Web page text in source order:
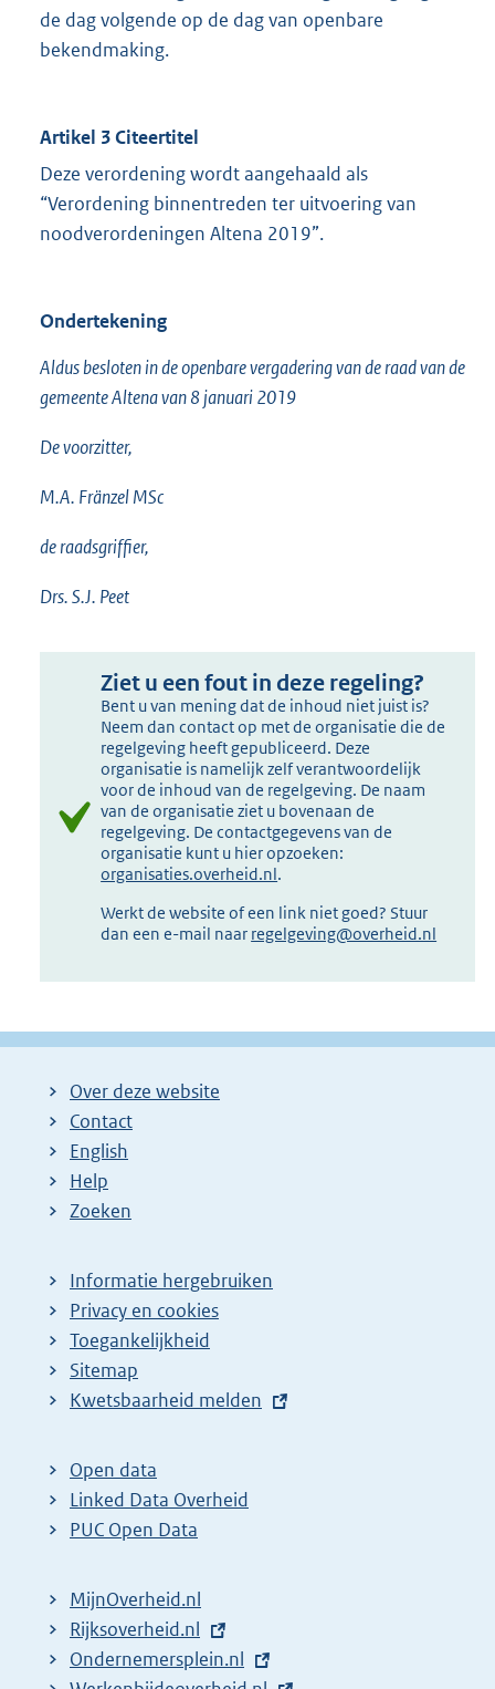
de dag volgende op de dag van openbare
bekendmaking.
Artikel 3 Citeertitel
Deze verordening wordt aangehaald als
“Verordening binnentreden ter uitvoering van
noodverordeningen Altena 2019”.
Ondertekening
Aldus besloten in de openbare vergadering van de raad van de
gemeente Altena van 8 januari 2019
De voorzitter,
M.A. Fränzel MSc
de raadsgriffier,
Drs. S.J. Peet
Ziet u een fout in deze regeling?
Bent u van mening dat de inhoud niet juist is?
Neem dan contact op met de organisatie die de
regelgeving heeft gepubliceerd. Deze
organisatie is namelijk zelf verantwoordelijk
voor de inhoud van de regelgeving. De naam
van de organisatie ziet u bovenaan de
regelgeving. De contactgegevens van de
organisatie kunt u hier opzoeken:
organisaties.overheid.nl.
Werkt de website of een link niet goed? Stuur
dan een e-mail naar regelgeving@overheid.nl
Over deze website
Contact
English
Help
Zoeken
Informatie hergebruiken
Privacy en cookies
Toegankelijkheid
Sitemap
E
t
e
r
l
i
n
Kwetsbaarheid melden
Open data
Linked Data Overheid
PUC Open Data
MijnOverheid.nl
E
x
Rijksoverheid.nl
E
Ondernemersplein.nl